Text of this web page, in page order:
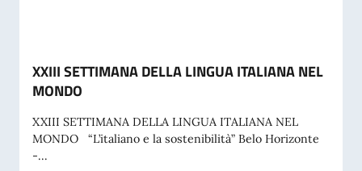
XXIII SETTIMANA DELLA LINGUA ITALIANA NEL
MONDO
XXIII SETTIMANA DELLA LINGUA ITALIANA NEL
MONDO “L’italiano e la sostenibilità” Belo Horizonte
-...